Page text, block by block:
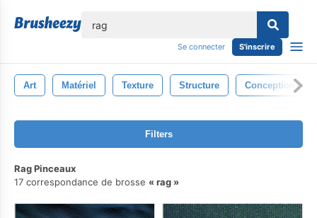
Se connecter S'inscrire
Art Matériel Texture Structure Conception
Filters
Rag Pinceaux
17 correspondance de brosse
rag